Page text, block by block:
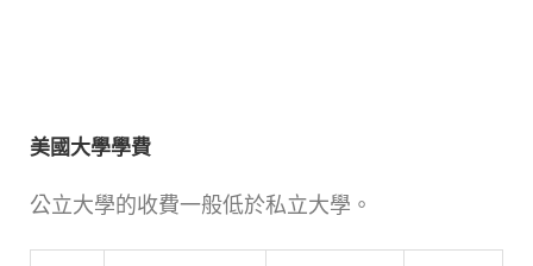
美國大學學費
公立大學的收費一般低於私立大學。